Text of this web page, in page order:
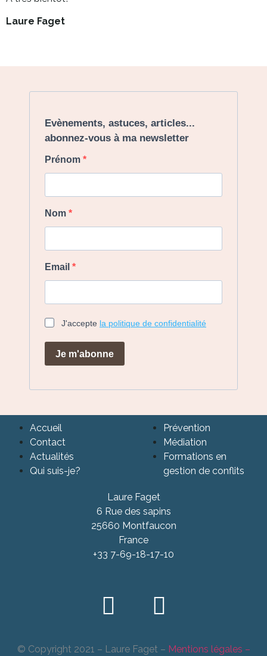
Laure Faget
Evènements, astuces, articles...
abonnez-vous à ma newsletter
Prénom
Nom
Email
J'accepte la politique de confidentialité
Je m'abonne
Accueil
Contact
Actualités
Qui suis-je?
Prévention
Médiation
Formations en
gestion de conflits
Laure Faget
6 Rue des sapins
25660 Montfaucon
France
+33 7-69-18-17-10
© Copyright 2021 – Laure Faget – Mentions légales –